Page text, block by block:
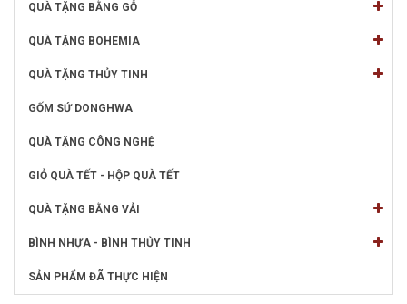
QUÀ TẶNG BẰNG GỖ
QUÀ TẶNG BOHEMIA
QUÀ TẶNG THỦY TINH
GỐM SỨ DONGHWA
QUÀ TẶNG CÔNG NGHỆ
GIỎ QUÀ TẾT - HỘP QUÀ TẾT
QUÀ TẶNG BẰNG VẢI
BÌNH NHỰA - BÌNH THỦY TINH
SẢN PHẨM ĐÃ THỰC HIỆN